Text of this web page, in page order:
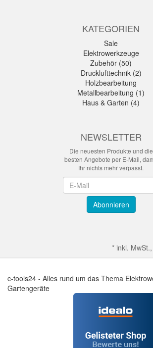
KATEGORIEN
Sale
Elektrowerkzeuge
Zubehör (50)
Drucklufttechnik (2)
Holzbearbeitung
Metallbearbeitung (1)
Haus & Garten (4)
NEWSLETTER
Die neuesten Produkte und die
besten Angebote per E-Mail,
Ihr nichts mehr verpasst.
Abonnieren
* inkl.
c-tools24 - Alles rund um das Thema
Gartengeräte